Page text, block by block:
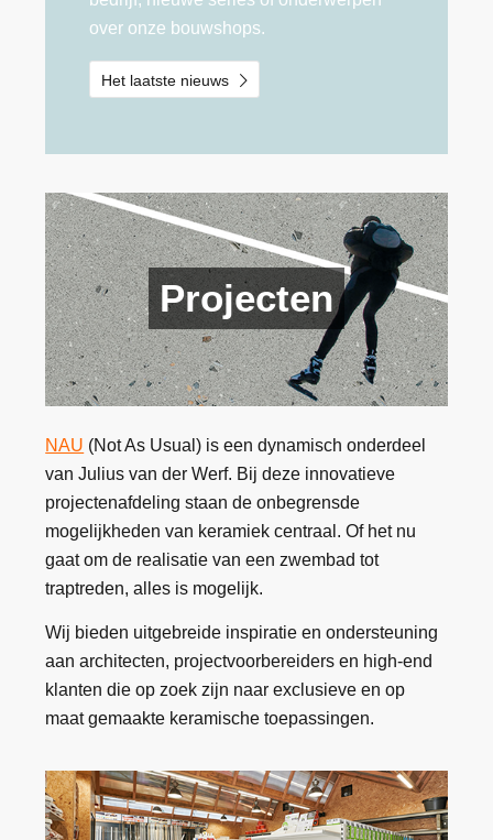
over onze bouwshops.
Het laatste nieuws
Projecten
NAU (Not As Usual) is een dynamisch onderdeel
van Julius van der Werf. Bij deze innovatieve
projectenafdeling staan de onbegrensde
mogelijkheden van keramiek centraal. Of het nu
gaat om de realisatie van een zwembad tot
traptreden, alles is mogelijk.
Wij bieden uitgebreide inspiratie en ondersteuning
aan architecten, projectvoorbereiders en high-end
klanten die op zoek zijn naar exclusieve en op
maat gemaakte keramische toepassingen.